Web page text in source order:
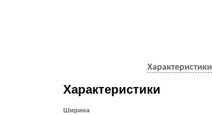
Характеристики
Характеристики
Ширина